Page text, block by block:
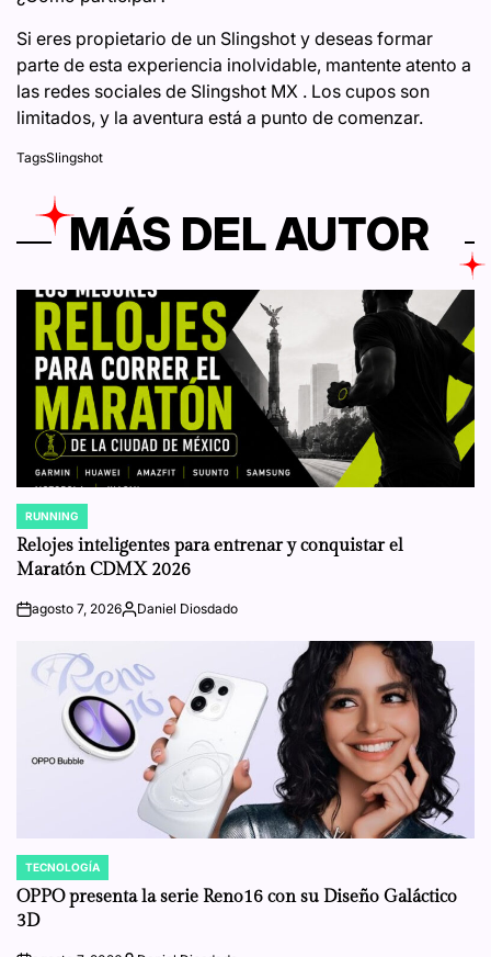
Si eres propietario de un Slingshot y deseas formar
parte de esta experiencia inolvidable, mantente atento a
las redes sociales de Slingshot MX . Los cupos son
limitados, y la aventura está a punto de comenzar.
TagsSlingshot
MÁS DEL AUTOR
POSTED
IN
RUNNING
Relojes inteligentes para entrenar y conquistar el
Maratón CDMX 2026
onagosto 7, 2026Posted
Daniel Diosdado
POSTED
IN
TECNOLOGÍA
OPPO presenta la serie Reno16 con su Diseño Galáctico
3D